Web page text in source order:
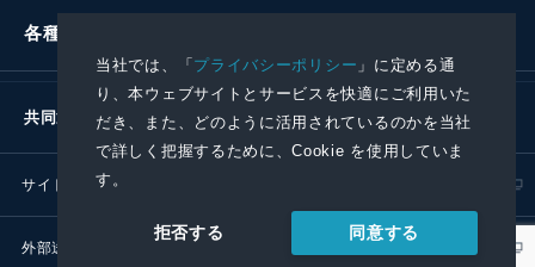
当社では、「プライバシーポリシー 」に定める通
り、本ウェブサイトとサービスを快適にご利用いた
だき、また、どのように活用されているのかを当社
で詳しく把握するために、Cookie を使用していま
す。
拒否する 同意する
各種お問い合わせ
共同通信社グループ
サイトポリシー
外部送信ポリシー プレスリリース取扱基準